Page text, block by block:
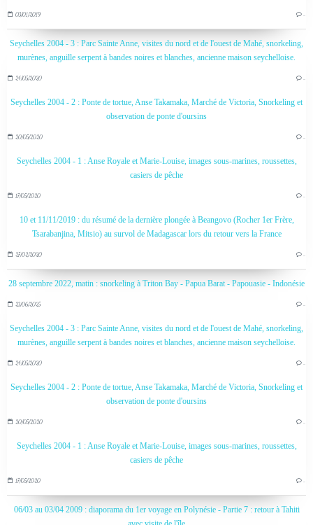
03/01/2019 …
Seychelles 2004 - 3 : Parc Sainte Anne, visites du nord et de l'ouest de Mahé, snorkeling,
murènes, anguille serpent à bandes noires et blanches, ancienne maison seychelloise.
24/05/2020 …
Seychelles 2004 - 2 : Ponte de tortue, Anse Takamaka, Marché de Victoria, Snorkeling et
observation de ponte d'oursins
20/05/2020 …
Seychelles 2004 - 1 : Anse Royale et Marie-Louise, images sous-marines, roussettes,
casiers de pêche
17/05/2020 …
10 et 11/11/2019 : du résumé de la dernière plongée à Beangovo (Rocher 1er Frère,
Tsarabanjina, Mitsio) au survol de Madagascar lors du retour vers la France
27/02/2020 …
28 septembre 2022, matin : snorkeling à Triton Bay - Papua Barat - Papouasie - Indonésie
23/06/2025 …
Seychelles 2004 - 3 : Parc Sainte Anne, visites du nord et de l'ouest de Mahé, snorkeling,
murènes, anguille serpent à bandes noires et blanches, ancienne maison seychelloise.
24/05/2020 …
Seychelles 2004 - 2 : Ponte de tortue, Anse Takamaka, Marché de Victoria, Snorkeling et
observation de ponte d'oursins
20/05/2020 …
Seychelles 2004 - 1 : Anse Royale et Marie-Louise, images sous-marines, roussettes,
casiers de pêche
17/05/2020 …
06/03 au 03/04 2009 : diaporama du 1er voyage en Polynésie - Partie 7 : retour à Tahiti